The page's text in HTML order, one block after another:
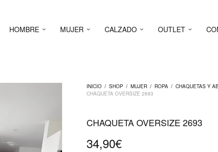
HOMBRE MUJER CALZADO OUTLET
INICIO / SHOP / MUJER / ROPA / CHAQUETAS Y
CHAQUETA OVERSIZE 2693
CHAQUETA OVERSIZE 2693
34,90€